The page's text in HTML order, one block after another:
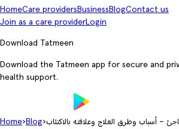
HomeCare providers Business BlogContact us
Join as a care providerLogin
Download Tatmeen
Download the Tatmeen app for secure and
health support.
Home› Blog›– أسباب وطرق العلاج وعلاقته بالاكتئاب